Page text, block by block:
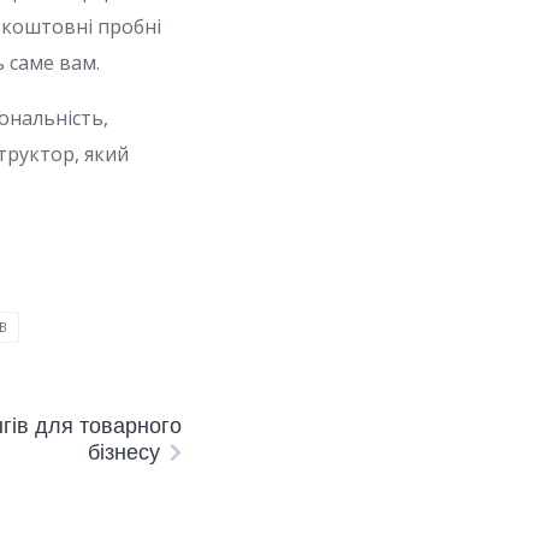
пробні
саме вам.
який
для товарного
бізнесу